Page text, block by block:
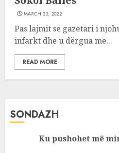
MARCH 23, 2022
Pas lajmit se gazetari i
infarkt dhe u dërgua me...
READ MORE
SONDAZH
Ku pushohet më